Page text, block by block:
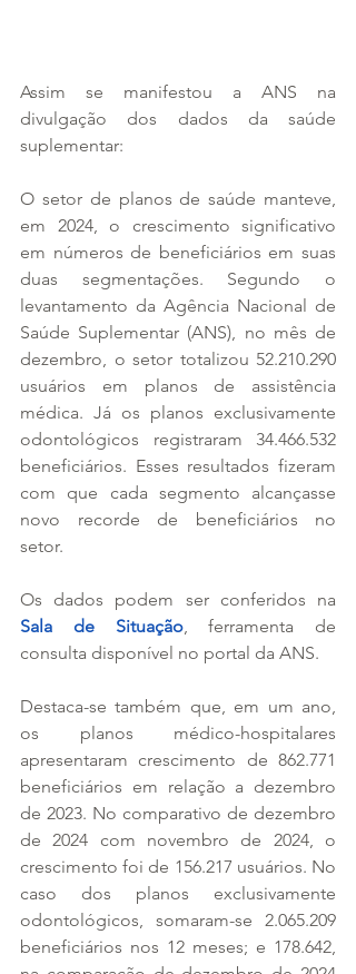
Assim se manifestou a ANS na
divulgação dos dados da saúde
suplementar:
O setor de planos de saúde manteve,
em 2024, o crescimento significativo
em números de beneficiários em suas
duas segmentações. Segundo o
levantamento da Agência Nacional de
Saúde Suplementar (ANS), no mês de
dezembro, o setor totalizou 52.210.290
usuários em planos de assistência
médica. Já os planos exclusivamente
odontológicos registraram 34.466.532
beneficiários. Esses resultados fizeram
com que cada segmento alcançasse
novo recorde de beneficiários no
setor.
Sala de Situação, ferramenta de
consulta disponível no portal da ANS.
Destaca-se também que, em um ano,
os planos médico-hospitalares
apresentaram crescimento de 862.771
beneficiários em relação a dezembro
de 2023. No comparativo de dezembro
de 2024 com novembro de 2024, o
crescimento foi de 156.217 usuários. No
caso dos planos exclusivamente
odontológicos, somaram-se 2.065.209
beneficiários nos 12 meses; e 178.642,